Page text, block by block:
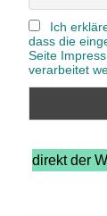
Ich
dass die
Seite
verarbeitet
direkt der